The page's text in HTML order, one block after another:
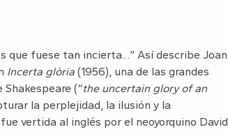
que fuese tan incierta…” Así describe Joan
Incerta glòria (1956), una de las grandes
(“the uncertain glory of an
la perplejidad, la ilusión y la
vertida al inglés por el neoyorquino David